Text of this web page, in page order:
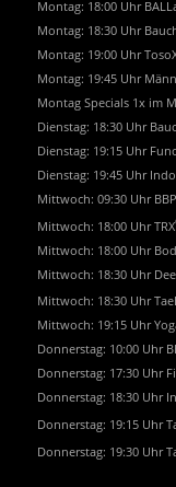
Montag: 18:00 Uhr
Montag: 18:30 Uhr
Montag: 19:00 Uhr
Montag: 19:45 Uhr
Montag Specials 1x im
Dienstag: 18:30 Uhr
Dienstag: 19:15 Uhr
Dienstag: 19:45 Uhr
Mittwoch: 09:30 Uhr BBP
Mittwoch: 18:00 Uhr TRX
Mittwoch: 18:00 Uhr
Mittwoch: 18:30 Uhr
Mittwoch: 18:30 Uhr
Mittwoch: 19:15 Uhr
Donnerstag: 10:00 Uhr
Donnerstag: 17:30 Uhr
Donnerstag: 18:30 Uhr
Donnerstag: 19:15 Uhr
Donnerstag: 19:30 Uhr